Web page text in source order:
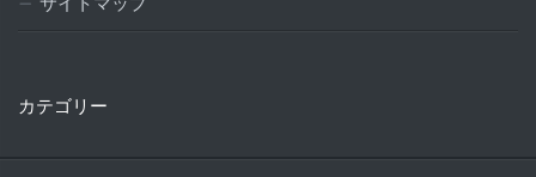
カテゴリー